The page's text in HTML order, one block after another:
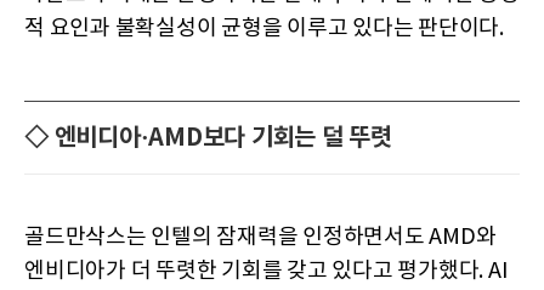
적 요인과 불확실성이 균형을 이루고 있다는 판단이다.
◇ 엔비디아·AMD보다 기회는 덜 뚜렷
골드만삭스는 인텔의 잠재력을 인정하면서도 AMD와
엔비디아가 더 뚜렷한 기회를 갖고 있다고 평가했다. AI